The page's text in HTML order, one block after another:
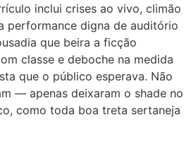
inclui crises ao vivo, climão
performance digna de auditório
que beira a ficção
classe e deboche na medida
que o público esperava. Não
— apenas deixaram o shade no
como toda boa treta sertaneja